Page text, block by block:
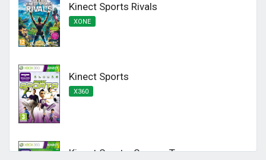
Kinect Sports Rivals
XONE
Kinect Sports
X360
Kinect Sports: Season Two